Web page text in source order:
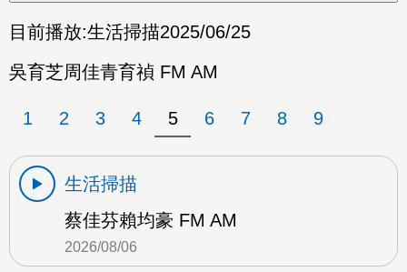
目前播放:生活掃描2025/06/25
吳育芝周佳青育禎 FM AM
1 2 3 4 5 6 7 8 9
生活掃描
蔡佳芬賴均豪 FM AM
2026/08/06